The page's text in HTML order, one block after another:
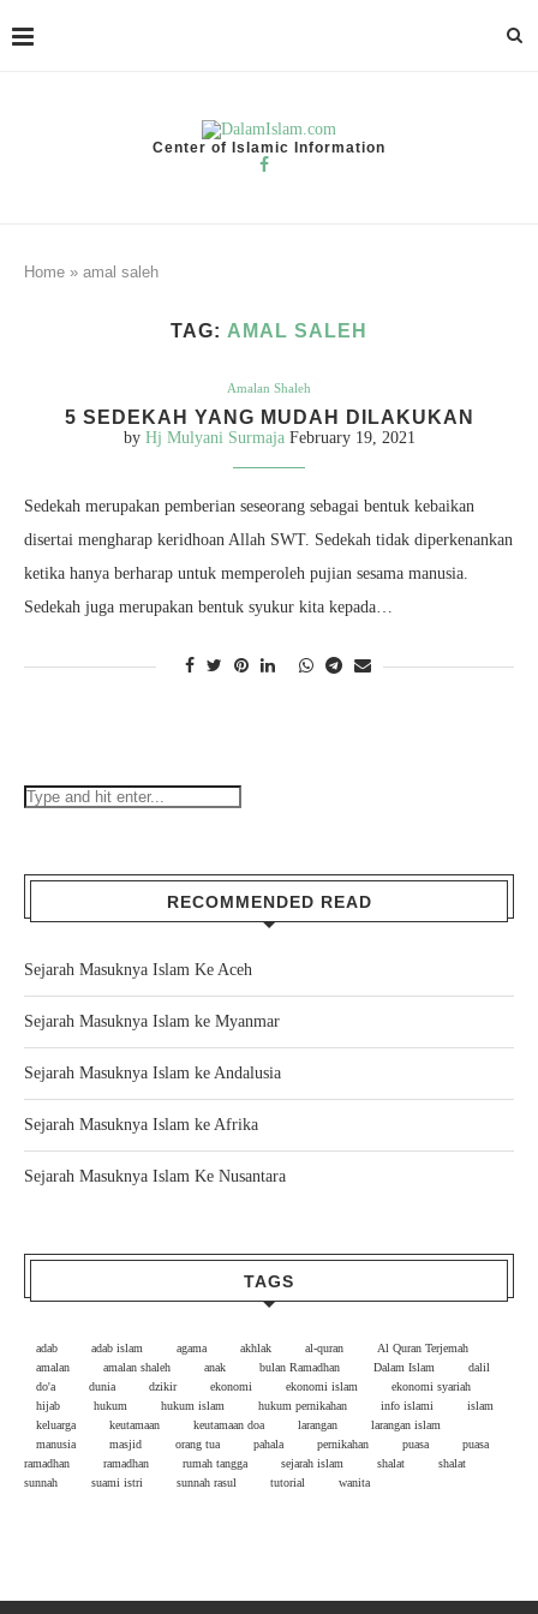
Center of Islamic Information
Home » amal saleh
TAG: AMAL SALEH
Amalan Shaleh
5 SEDEKAH YANG MUDAH DILAKUKAN
by Hj Mulyani Surmaja February 19, 2021
Sedekah merupakan pemberian seseorang sebagai bentuk kebaikan
disertai mengharap keridhoan Allah SWT. Sedekah tidak diperkenankan
ketika hanya berharap untuk memperoleh pujian sesama manusia.
Sedekah juga merupakan bentuk syukur kita kepada…
RECOMMENDED READ
Sejarah Masuknya Islam Ke Aceh
Sejarah Masuknya Islam ke Myanmar
Sejarah Masuknya Islam ke Andalusia
Sejarah Masuknya Islam ke Afrika
Sejarah Masuknya Islam Ke Nusantara
TAGS
adab adab islam agama akhlak al-quran
Al Quran Terjemah
amalan
amalan shaleh anak bulan Ramadhan Dalam Islam
dalil
do'a
dunia dzikir ekonomi ekonomi islam
ekonomi syariah
hijab
hukum hukum islam hukum pernikahan info islami
islam
keluarga
keutamaan keutamaan doa larangan
larangan islam
manusia
masjid orang tua pahala pernikahan puasa
puasa
ramadhan
ramadhan rumah tangga sejarah islam shalat
shalat
sunnah
suami istri sunnah rasul tutorial wanita